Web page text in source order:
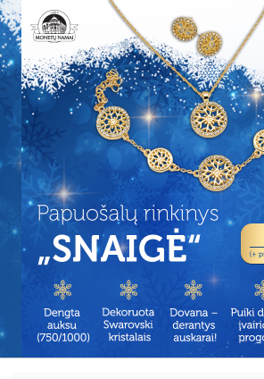
Papuošalų
rinkinys
„Snaigė“
Papuošalų
rinkinys
„Snaigė“